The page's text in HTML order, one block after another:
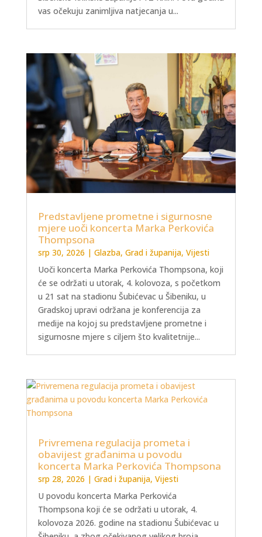
vas očekuju zanimljiva natjecanja u...
Predstavljene prometne i sigurnosne
mjere uoči koncerta Marka Perkovića
Thompsona
srp 30, 2026 | Glazba, Grad i županija, Vijesti
Uoči koncerta Marka Perkovića Thompsona, koji
će se održati u utorak, 4. kolovoza, s početkom
u 21 sat na stadionu Šubićevac u Šibeniku, u
Gradskoj upravi održana je konferencija za
medije na kojoj su predstavljene prometne i
sigurnosne mjere s ciljem što kvalitetnije...
Privremena regulacija prometa i
obavijest građanima u povodu
koncerta Marka Perkovića Thompsona
srp 28, 2026 | Grad i županija, Vijesti
U povodu koncerta Marka Perkovića
Thompsona koji će se održati u utorak, 4.
kolovoza 2026. godine na stadionu Šubićevac u